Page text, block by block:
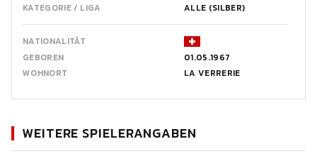
KATEGORIE / LIGA
ALLE (SILBER)
NATIONALITÄT
GEBOREN
01.05.1967
WOHNORT
LA VERRERIE
WEITERE SPIELERANGABEN